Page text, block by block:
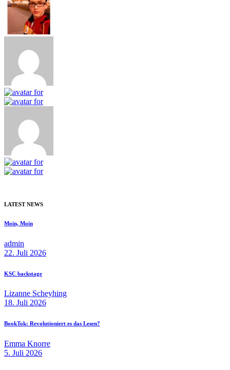
LATEST NEWS
Moin, Moin
admin
22. Juli 2026
KSC backstage
Lizanne Scheyhing
18. Juli 2026
BookTok: Revolutioniert es das Lesen?
Emma Knorre
5. Juli 2026